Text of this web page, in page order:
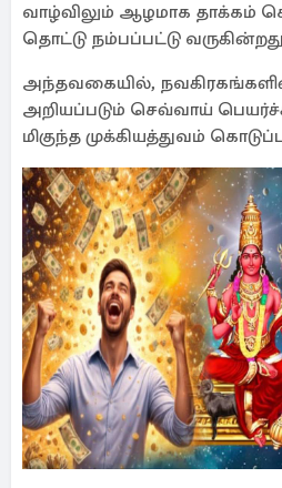
வாழ்விலும் ஆழமாக தாக்கம்
தொட்டு நம்பப்பட்டு
அந்தவகையில்,
அறியப்படும் செவ்வாய்
மிகுந்த முக்கியத்துவம்